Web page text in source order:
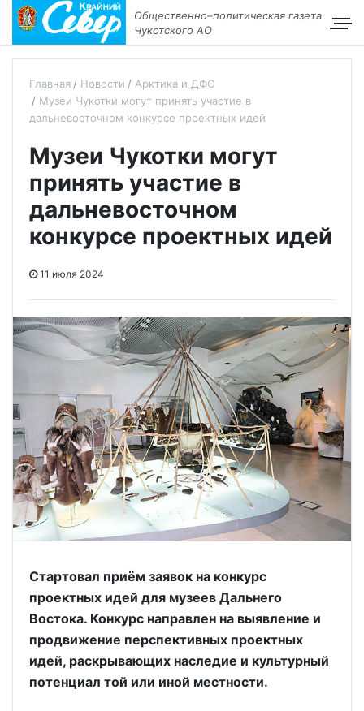
Общественно–политическая газета
Чукотского АО
Главная Новости
Арктика и ДФО
Музеи Чукотки могут принять участие в
дальневосточном конкурсе проектных идей
Музеи Чукотки могут
принять участие в
дальневосточном
конкурсе проектных идей
11 июля 2024
Стартовал приём заявок на конкурс
проектных идей для музеев Дальнего
Востока. Конкурс направлен на выявление и
продвижение перспективных проектных
идей, раскрывающих наследие и культурный
потенциал той или иной местности.